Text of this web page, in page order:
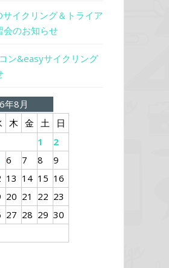
イクリング＆トライア
会のお知らせ
ン&easyサイクリング
年8月
木 金 土
日
1
2
6 7 8
9
13 14 15 16
20 21 22 23
27 28 29 30